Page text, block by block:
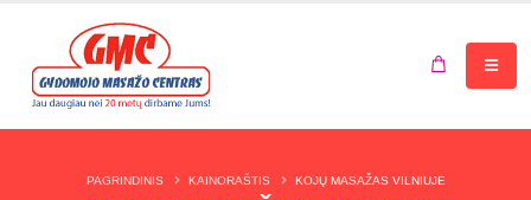
Jūsų krepšelis tuščias.
PAGRINDINIS KAINORAŠTIS KOJŲ MASAŽAS VILNIUJE